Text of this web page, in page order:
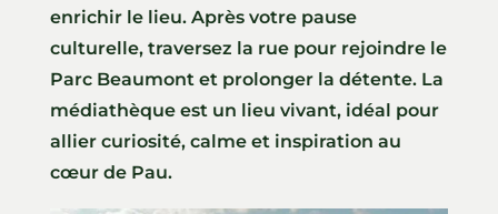
enrichir le lieu. Après votre pause
culturelle, traversez la rue pour rejoindre le
Parc Beaumont et prolonger la détente. La
médiathèque est un lieu vivant, idéal pour
allier curiosité, calme et inspiration au
cœur de Pau.